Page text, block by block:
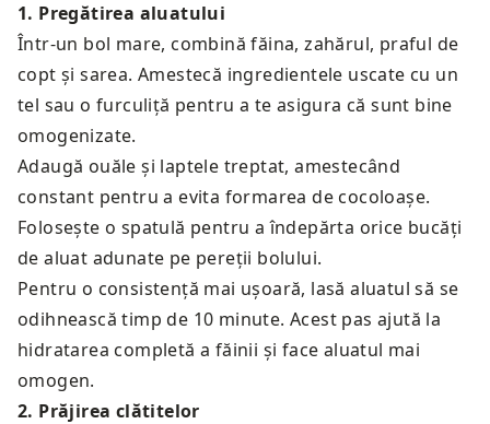
1. Pregătirea aluatului
Într-un bol mare, combină făina, zahărul, praful de
copt și sarea. Amestecă ingredientele uscate cu un
tel sau o furculiță pentru a te asigura că sunt bine
omogenizate.
Adaugă ouăle și laptele treptat, amestecând
constant pentru a evita formarea de cocoloașe.
Folosește o spatulă pentru a îndepărta orice bucăți
de aluat adunate pe pereții bolului.
Pentru o consistență mai ușoară, lasă aluatul să se
odihnească timp de 10 minute. Acest pas ajută la
hidratarea completă a făinii și face aluatul mai
omogen.
2. Prăjirea clătitelor